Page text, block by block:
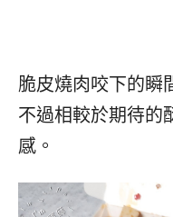
脆皮燒肉咬下的瞬
不過相較於期待的
感。